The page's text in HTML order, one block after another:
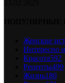
Женские
Интересно
Красота592
Рецепты499
Жизнь180